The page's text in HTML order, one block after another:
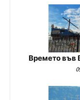
Времето във